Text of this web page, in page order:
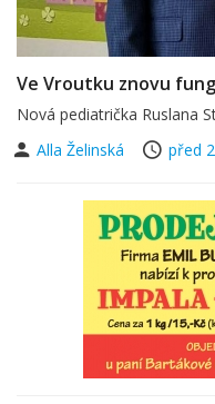
Ve Vroutku znovu
Nová pediatrička Ruslana
Alla Želinská
před